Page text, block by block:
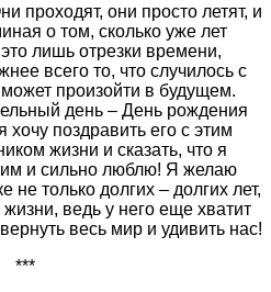
проходят, они просто летят, и
о том, сколько уже лет
лишь отрезки времени,
всего то, что случилось с
произойти в будущем.
день – День рождения
поздравить его с этим
жизни и сказать, что я
и сильно люблю! Я желаю
только долгих – долгих лет,
ведь у него еще хватит
весь мир и удивить нас!
***